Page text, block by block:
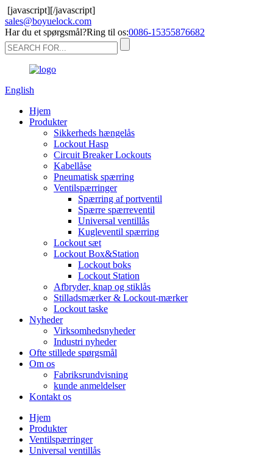
[javascript][/javascript]
sales@boyuelock.com
Har du et spørgsmål?Ring til os:0086-15355876682
English
Hjem
Produkter
Sikkerheds hængelås
Lockout Hasp
Circuit Breaker Lockouts
Kabellåse
Pneumatisk spærring
Ventilspærringer
Spærring af portventil
Spærre spærreventil
Universal ventillås
Kugleventil spærring
Lockout sæt
Lockout Box&Station
Lockout boks
Lockout Station
Afbryder, knap og stiklås
Stilladsmærker & Lockout-mærker
Lockout taske
Nyheder
Virksomhedsnyheder
Industri nyheder
Ofte stillede spørgsmål
Om os
Fabriksrundvisning
kunde anmeldelser
Kontakt os
Hjem
Produkter
Ventilspærringer
Universal ventillås